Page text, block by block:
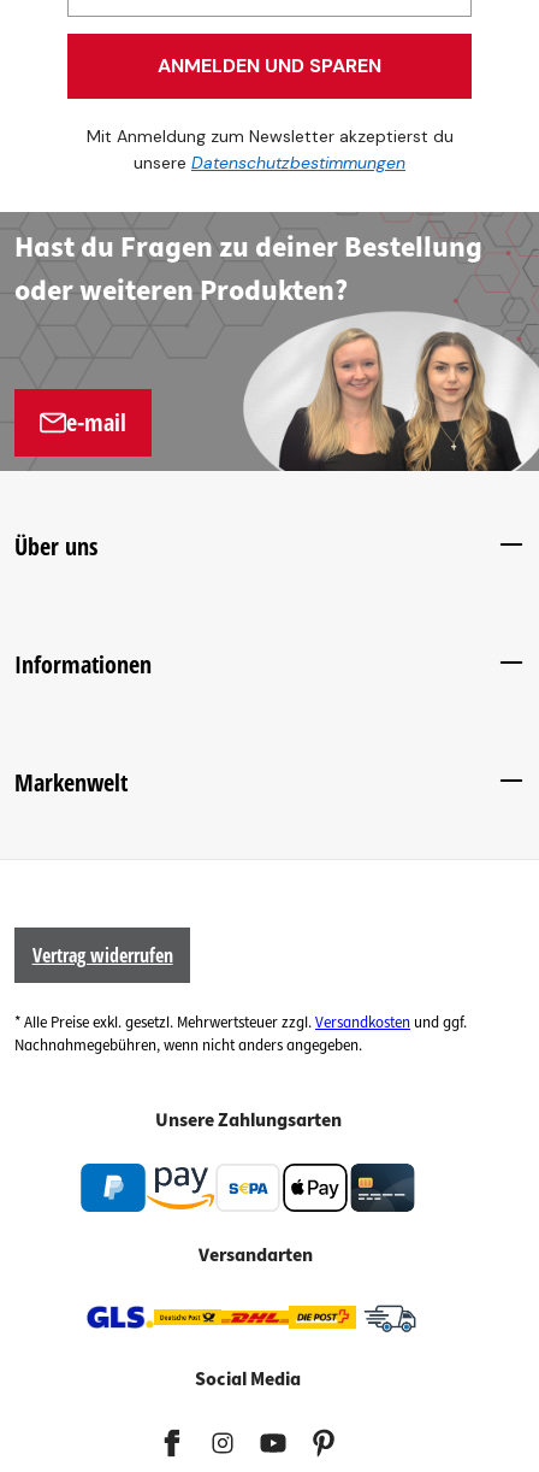
ANMELDEN UND SPAREN
Mit Anmeldung zum Newsletter akzeptierst du
unsere Datenschutzbestimmungen
Hast du Fragen zu deiner Bestellung
oder weiteren Produkten?
e-mail
Über uns
Informationen
Markenwelt
Vertrag widerrufen
* Alle Preise exkl. gesetzl. Mehrwertsteuer zzgl.Versandkosten und ggf.
Nachnahmegebühren, wenn nicht anders angegeben.
Unsere Zahlungsarten
Versandarten
Social Media